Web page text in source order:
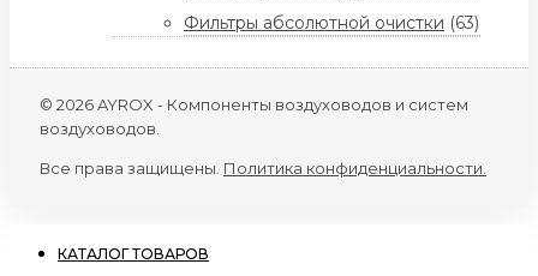
Фильтры абсолютной очистки (63)
© 2026 AYROX - Компоненты воздуховодов и систем
воздуховодов.
Все права защищены. Политика конфиденциальности.
КАТАЛОГ ТОВАРОВ